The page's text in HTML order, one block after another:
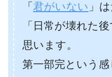
「 君がいない 」
「日常が壊れた
思います。
第一部完という